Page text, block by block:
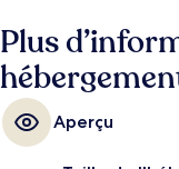
Plus
Aperçu